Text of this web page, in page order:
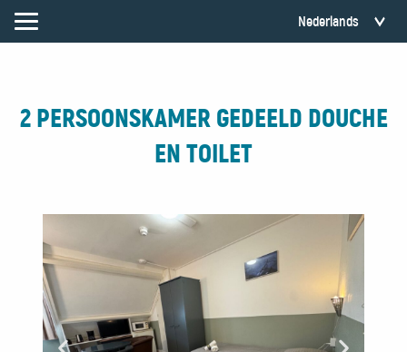
2 PERSOONSKAMER GEDEELD DOUCHE
EN TOILET